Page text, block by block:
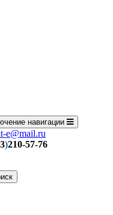
навигации
e@mail.ru
)210-57-76